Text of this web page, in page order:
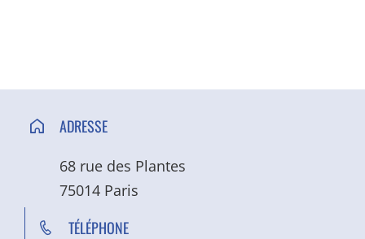
ADRESSE
68 rue des Plantes
75014 Paris
TÉLÉPHONE